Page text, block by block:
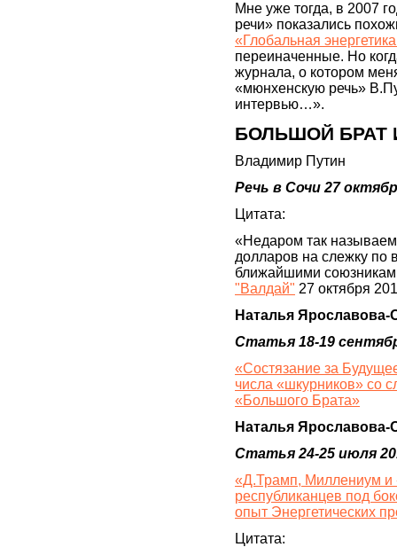
Мне уже тогда, в 2007
речи» показались
«Глобальная
переиначенные. Но
журнала, о котором
«мюнхенскую речь»
интервью…».
БОЛЬШОЙ БРАТ
Владимир Путин
Речь в Сочи 27
Цитата:
«Недаром так
долларов на слежку по
ближайшими
"Валдай" 27 октября
Наталья Ярославова-
Статья 18-19
«Состязание за
числа «шкурников» со
«Большого Брата»
Наталья Ярославова-
Статья 24-25 июля
«Д.Трамп, Миллениум и
республиканцев под
опыт Энергетических
Цитата: